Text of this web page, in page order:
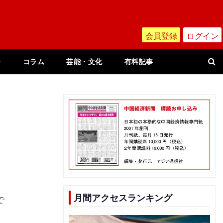
会員登録 ログイン
コラム 芸能・文化 有料記事
月間アクセスランキング